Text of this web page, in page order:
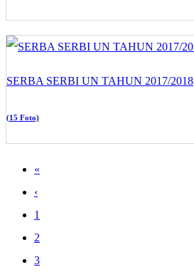
SERBA SERBI UN TAHUN 2017/2018
(15 Foto)
«
‹
1
2
3